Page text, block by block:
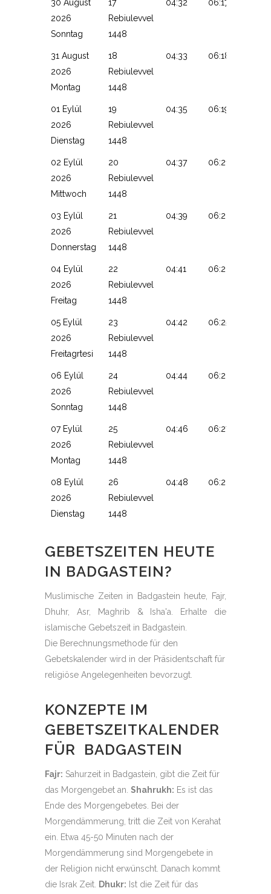
30 August
2026
Sonntag
17
Rebiulevvel
1448
04:32 06:17
31 August
2026
Montag
18
Rebiulevvel
1448
04:33 06:18
01 Eylül
2026
Dienstag
19
Rebiulevvel
1448
04:35 06:19
02 Eylül
2026
Mittwoch
20
Rebiulevvel
1448
04:37 06:21
03 Eylül
2026
Donnerstag
21
Rebiulevvel
1448
04:39 06:22
04 Eylül
2026
Freitag
22
Rebiulevvel
1448
04:41 06:23
05 Eylül
2026
Freitagrtesi
23
Rebiulevvel
1448
04:42 06:25
06 Eylül
2026
Sonntag
24
Rebiulevvel
1448
04:44 06:26
07 Eylül
2026
Montag
25
Rebiulevvel
1448
04:46 06:27
08 Eylül
2026
Dienstag
26
Rebiulevvel
1448
04:48 06:28
GEBETSZEITEN HEUTE
IN BADGASTEIN?
Muslimische Zeiten in Badgastein heute, Fajr,
Dhuhr, Asr, Maghrib & Isha'a. Erhalte die
islamische Gebetszeit in Badgastein.
Die Berechnungsmethode für den
Gebetskalender wird in der Präsidentschaft für
religiöse Angelegenheiten bevorzugt.
KONZEPTE IM
GEBETSZEITKALENDER
FÜR BADGASTEIN
Fajr: Sahurzeit in Badgastein, gibt die Zeit für
das Morgengebet an. Shahrukh: Es ist das
Ende des Morgengebetes. Bei der
Morgendämmerung, tritt die Zeit von Kerahat
ein. Etwa 45-50 Minuten nach der
Morgendämmerung sind Morgengebete in
der Religion nicht erwünscht. Danach kommt
die Israk Zeit.
Dhukr: Ist die Zeit für das